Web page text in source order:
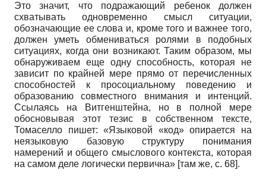
Это значит, что подражающий ребенок должен
схватывать одновременно смысл ситуации,
обозначающие ее слова и, кроме того и важнее того,
должен уметь обмениваться ролями в подобных
ситуациях, когда они возникают. Таким образом, мы
обнаруживаем еще одну способность, которая не
зависит по крайней мере прямо от перечисленных
способностей к просоциальному поведению и
образованию совместного внимания и интенций.
Ссылаясь на Витген­штейна, но в полной мере
обосновывая этот тезис в собственном тексте,
Томаселло пишет: «Языковой «код» опирается на
неязыковую базовую структуру понимания
намерений и общего смыслового контекста, которая
на самом деле логически первична» [там же, с. 68].